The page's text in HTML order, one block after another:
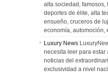
alta sociedad, famosos,
deportes de élite, alta
ensueño, cruceros de
economía, automoción,
Luxury News
necesita leer para estar
noticias del
exclusividad a nivel